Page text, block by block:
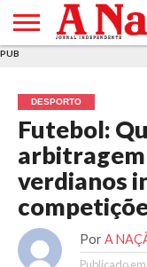
E DE
COOKIES
DE
UTILIZAÇÃO
PUB
DESPORTO
Futebol:
arbitragem
verdianos
Por A